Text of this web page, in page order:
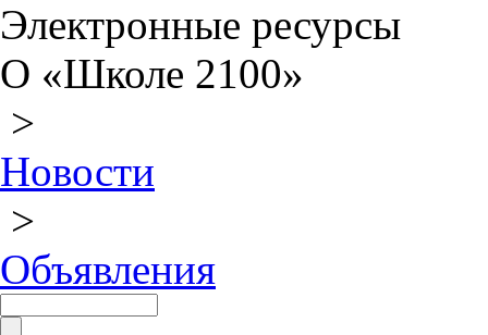
Электронные ресурсы
О «Школе 2100»
>
Новости
>
Объявления